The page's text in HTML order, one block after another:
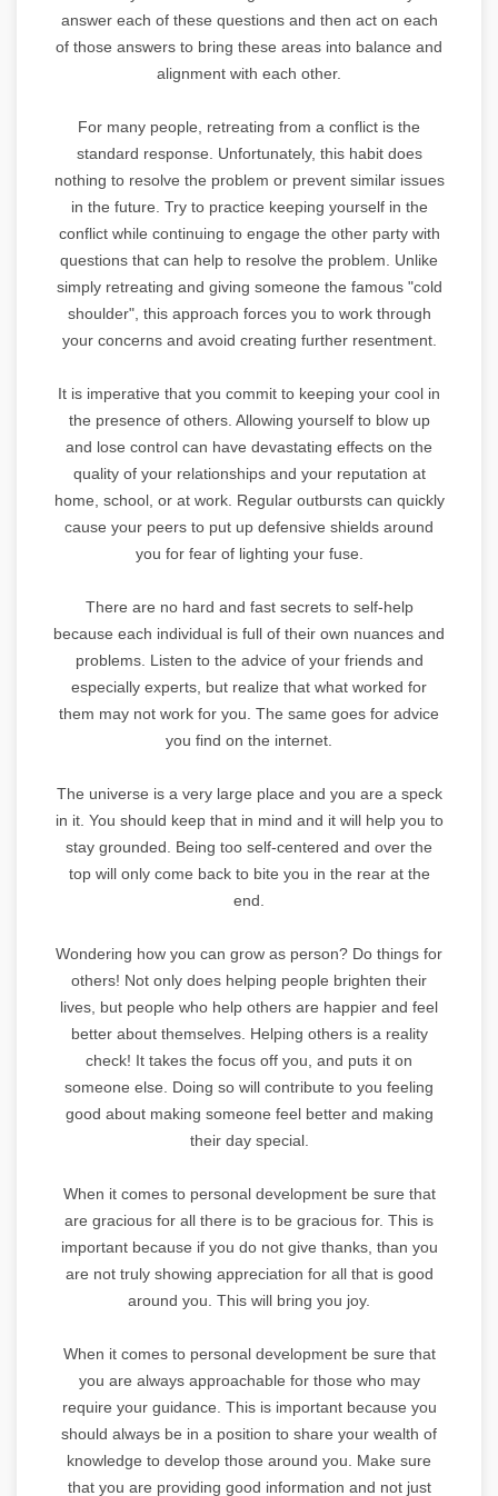
answer each of these questions and then act on each
of those answers to bring these areas into balance and
alignment with each other.
For many people, retreating from a conflict is the
standard response. Unfortunately, this habit does
nothing to resolve the problem or prevent similar issues
in the future. Try to practice keeping yourself in the
conflict while continuing to engage the other party with
questions that can help to resolve the problem. Unlike
simply retreating and giving someone the famous "cold
shoulder", this approach forces you to work through
your concerns and avoid creating further resentment.
It is imperative that you commit to keeping your cool in
the presence of others. Allowing yourself to blow up
and lose control can have devastating effects on the
quality of your relationships and your reputation at
home, school, or at work. Regular outbursts can quickly
cause your peers to put up defensive shields around
you for fear of lighting your fuse.
There are no hard and fast secrets to self-help
because each individual is full of their own nuances and
problems. Listen to the advice of your friends and
especially experts, but realize that what worked for
them may not work for you. The same goes for advice
you find on the internet.
The universe is a very large place and you are a speck
in it. You should keep that in mind and it will help you to
stay grounded. Being too self-centered and over the
top will only come back to bite you in the rear at the
end.
Wondering how you can grow as person? Do things for
others! Not only does helping people brighten their
lives, but people who help others are happier and feel
better about themselves. Helping others is a reality
check! It takes the focus off you, and puts it on
someone else. Doing so will contribute to you feeling
good about making someone feel better and making
their day special.
When it comes to personal development be sure that
are gracious for all there is to be gracious for. This is
important because if you do not give thanks, than you
are not truly showing appreciation for all that is good
around you. This will bring you joy.
When it comes to personal development be sure that
you are always approachable for those who may
require your guidance. This is important because you
should always be in a position to share your wealth of
knowledge to develop those around you. Make sure
that you are providing good information and not just